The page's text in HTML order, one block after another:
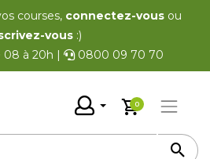
courses, connectez-vousou
vous:)
08 à 20h |
0800 09 70 70
0